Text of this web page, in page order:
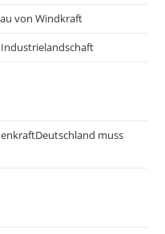
von Windkraft
Industrielandschaft
muss